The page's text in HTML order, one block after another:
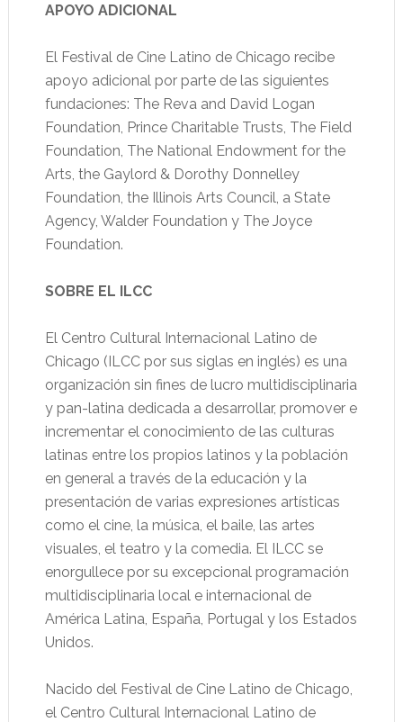
APOYO ADICIONAL
El Festival de Cine Latino de Chicago recibe
apoyo adicional por parte de las siguientes
fundaciones: The Reva and David Logan
Foundation, Prince Charitable Trusts, The Field
Foundation, The National Endowment for the
Arts, the Gaylord & Dorothy Donnelley
Foundation, the Illinois Arts Council, a State
Agency, Walder Foundation y The Joyce
Foundation.
SOBRE EL ILCC
El Centro Cultural Internacional Latino de
Chicago (ILCC por sus siglas en inglés) es una
organización sin fines de lucro multidisciplinaria
y pan-latina dedicada a desarrollar, promover e
incrementar el conocimiento de las culturas
latinas entre los propios latinos y la población
en general a través de la educación y la
presentación de varias expresiones artísticas
como el cine, la música, el baile, las artes
visuales, el teatro y la comedia. El ILCC se
enorgullece por su excepcional programación
multidisciplinaria local e internacional de
América Latina, España, Portugal y los Estados
Unidos.
Nacido del Festival de Cine Latino de Chicago,
el Centro Cultural Internacional Latino de